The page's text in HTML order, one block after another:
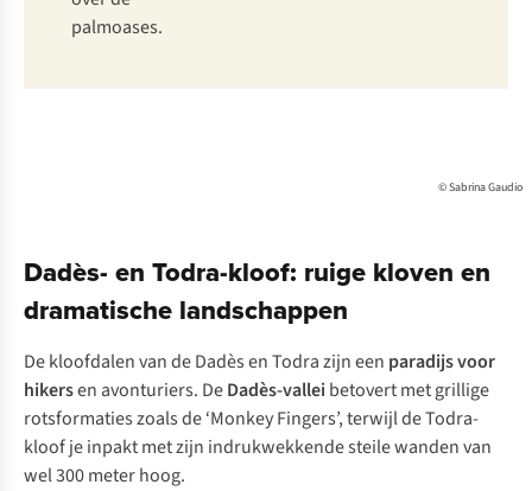
palmoases.
© Sabrina Gaudio
Dadès- en Todra-kloof: ruige kloven en
dramatische landschappen
De kloofdalen van de Dadès en Todra zijn een paradijs voor
hikersen avonturiers. DeDadès-vallei betovert met grillige
rotsformaties zoals de ‘Monkey Fingers’, terwijl de Todra-
kloof je inpakt met zijn indrukwekkende steile wanden van
wel 300 meter hoog.